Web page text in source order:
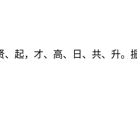
，才、高、日、共、升。